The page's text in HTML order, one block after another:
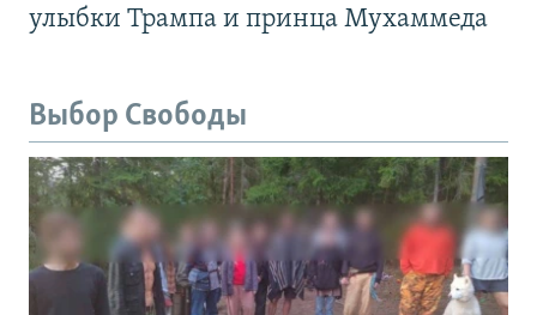
улыбки Трампа и принца Мухаммеда
Выбор Свободы